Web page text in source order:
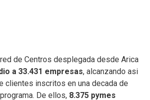
de Centros desplegada desde Arica
a 33.431 empresas, alcanzando asi
clientes inscritos en una decada de
De ellos, 8.375 pymes